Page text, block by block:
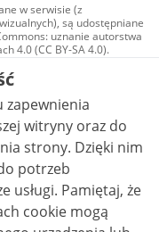
w serwisie (z
są udostępniane
uznanie autorstwa
4.0 (CC BY-SA 4.0).
tym zdjęcia, materiały
na licencji typu
autorstwa użycie
zależnych 4.0 (CC BY-
stwierdzone inaczej.
zapewnienia
witryny oraz do
Dzięki nim
potrzeb
że
cookie mogą